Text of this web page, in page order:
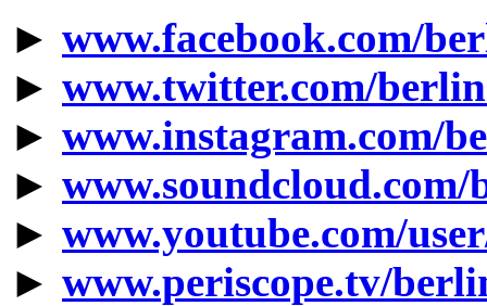
► www.facebook.com/
► www.twitter.com/
► www.instagram.com/
► www.soundcloud.com/
► www.youtube.com/
► www.periscope.tv/